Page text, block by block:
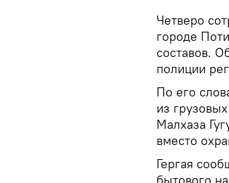
Четверо
городе
составов.
полиции
По его
из
Малхаза
вместо
Гергая